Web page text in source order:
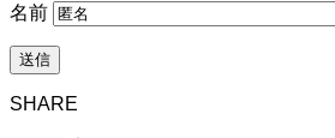
名前
SHARE